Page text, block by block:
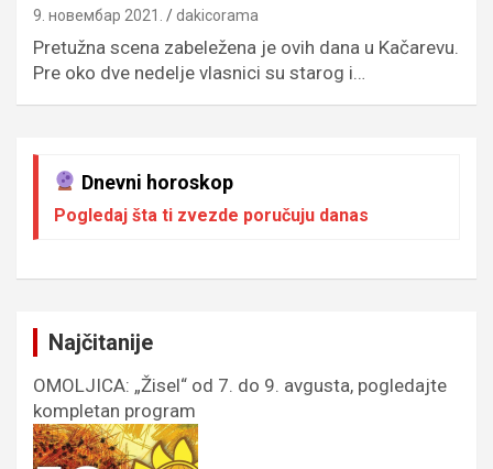
9. новембар 2021. dakicorama
Pretužna scena zabeležena je ovih dana u Kačarevu.
Pre oko dve nedelje vlasnici su starog i…
Dnevni horoskop
Pogledaj šta ti zvezde poručuju danas
Najčitanije
OMOLJICA: „Žisel“ od 7. do 9. avgusta, pogledajte
kompletan program